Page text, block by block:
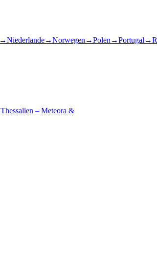
→Niederlande→Norwegen →Polen →Portugal →
Thessalien – Meteora &